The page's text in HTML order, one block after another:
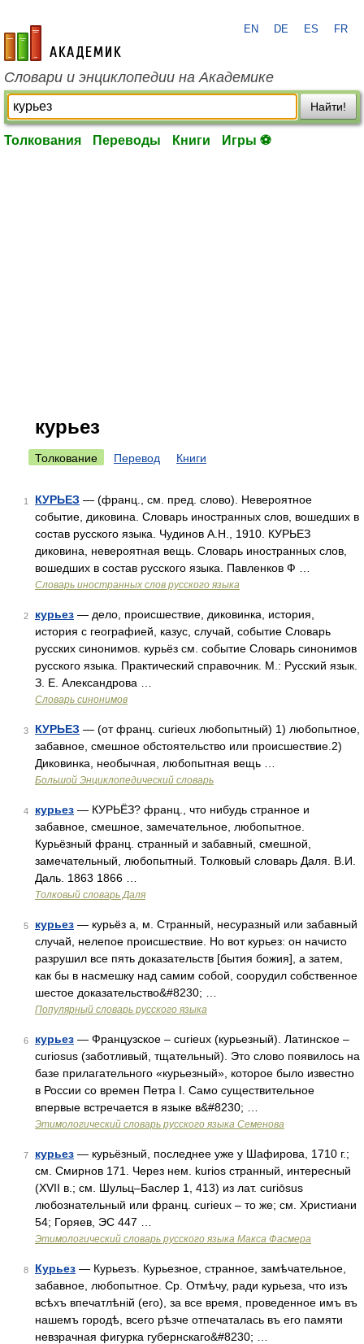
academic.ru
EN DE ES FR
Словари и энциклопедии на Академике
Найти!
Толкования Переводы Книги Игры ⚽
курьез
Толкование Перевод Книги
1 КУРЬЕЗ — (франц., см. пред. слово). Невероятное
событие, диковина. Словарь иностранных слов, вошедших в
состав русского языка. Чудинов А.Н., 1910. КУРЬЕЗ
диковина, невероятная вещь. Словарь иностранных слов,
вошедших в состав русского языка. Павленков Ф …
Словарь иностранных слов русского языка
2 курьез — дело, происшествие, диковинка, история,
история с географией, казус, случай, событие Словарь
русских синонимов. курьёз см. событие Словарь синонимов
русского языка. Практический справочник. М.: Русский язык.
З. Е. Александрова …
Словарь синонимов
3 КУРЬЕЗ — (от франц. curieux любопытный) 1) любопытное,
забавное, смешное обстоятельство или происшествие.2)
Диковинка, необычная, любопытная вещь …
Большой Энциклопедический словарь
4 курьез — КУРЬЁЗ? франц., что нибудь странное и
забавное, смешное, замечательное, любопытное.
Курьёзный франц. странный и забавный, смешной,
замечательный, любопытный. Толковый словарь Даля. В.И.
Даль. 1863 1866 …
Толковый словарь Даля
5 курьез — курьёз а, м. Странный, несуразный или забавный
случай, нелепое происшествие. Но вот курьез: он начисто
разрушил все пять доказательств [бытия божия], а затем,
как бы в насмешку над самим собой, соорудил собственное
шестое доказательство&#8230; …
Популярный словарь русского языка
6 курьез — Французское – curieux (курьезный). Латинское –
curiosus (заботливый, тщательный). Это слово появилось на
базе прилагательного «курьезный», которое было известно
в России со времен Петра I. Само существительное
впервые встречается в языке в&#8230; …
Этимологический словарь русского языка Семенова
7 курьез — курьёзный, последнее уже у Шафирова, 1710 г.;
см. Смирнов 171. Через нем. kurios странный, интересный
(XVII в.; см. Шульц–Баслер 1, 413) из лат. curiōsus
любознательный или франц. curieuх – то же; см. Христиани
54; Горяев, ЭС 447 …
Этимологический словарь русского языка Макса Фасмера
8 Курьез — Курьезъ. Курьезное, странное, замѣчательное,
забавное, любопытное. Ср. Отмѣчу, ради курьеза, что изъ
всѣхъ впечатлѣній (его), за все время, проведенное имъ въ
нашемъ городѣ, всего рѣзче отпечаталась въ его памяти
невзрачная фигурка губернскаго&#8230; …